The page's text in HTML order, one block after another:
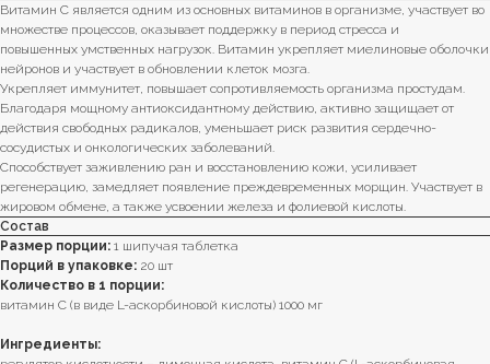
Витамин С является одним из основных витаминов в организме, участвует во
множестве процессов, оказывает поддержку в период стресса и
повышенных умственных нагрузок. Витамин укрепляет миелиновые оболочки
нейронов и участвует в обновлении клеток мозга.
Укрепляет иммунитет, повышает сопротивляемость организма простудам.
Благодаря мощному антиоксидантному действию, активно защищает от
действия свободных радикалов, уменьшает риск развития сердечно-
сосудистых и онкологических заболеваний.
Способствует заживлению ран и восстановлению кожи, усиливает
регенерацию, замедляет появление преждевременных морщин. Участвует в
жировом обмене, а также усвоении железа и фолиевой кислоты.
Состав
Размер порции: 1 шипучая таблетка
Порций в упаковке: 20 шт
Количество в 1 порции:
витамин С (в виде L-аскорбиновой кислоты) 1000 мг
Ингредиенты: